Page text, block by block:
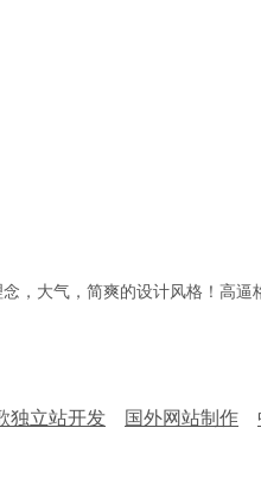
大气，简爽的设计风格！高逼
独立站开发 国外网站制作